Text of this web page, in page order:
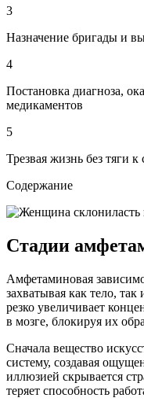
3
Назначение бригады и
4
Постановка диагноза,
медикаментов
5
Трезвая жизнь без тяги
Содержание
Стадии
Амфетаминовая
захватывая как тело,
резко увеличивает
в мозге, блокируя их
Сначала вещество
систему, создавая
иллюзией скрывается
теряет способность